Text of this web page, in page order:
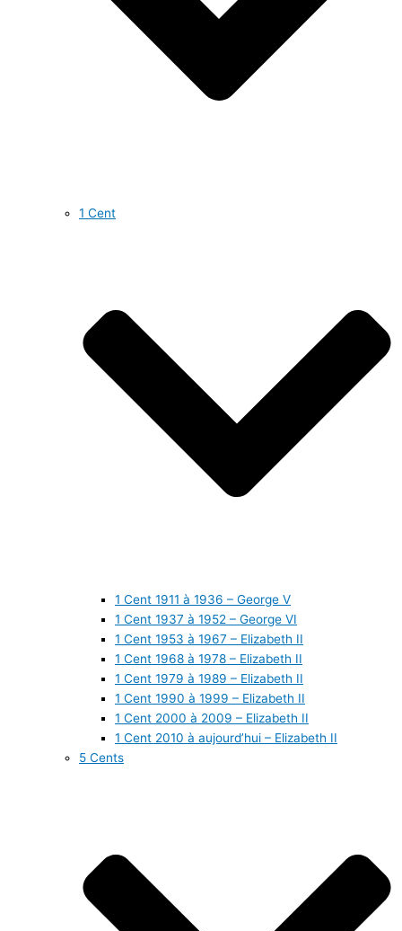
1 Cent
1 Cent 1911 à 1936 – George V
1 Cent 1937 à 1952 – George VI
1 Cent 1953 à 1967 – Elizabeth II
1 Cent 1968 à 1978 – Elizabeth II
1 Cent 1979 à 1989 – Elizabeth II
1 Cent 1990 à 1999 – Elizabeth II
1 Cent 2000 à 2009 – Elizabeth II
1 Cent 2010 à aujourd’hui – Elizabeth II
5 Cents